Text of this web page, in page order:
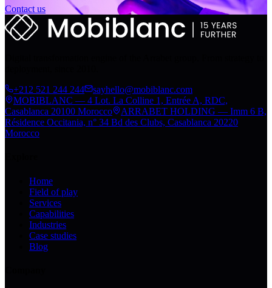
Contact us
+212 521 244 244
sayhello@mobiblanc.com
MOBIBLANC — 4 Lot. La Colline 1, Entrée A, RDC,
Casablanca 20100 Morocco
ARRABET HOLDING — Imm 6 B,
Résidence Occitania, n° 34 Bd des Clubs, Casablanca 20220
Morocco
Home
Field of play
Services
Capabilities
Industries
Case studies
Blog